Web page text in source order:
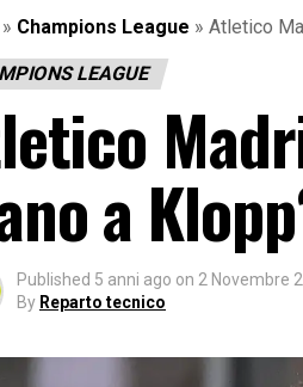
» Champions League » Atletico
LEAGUE
a
Published 5 anni ago on 2 Novembre
By Reparto tecnico